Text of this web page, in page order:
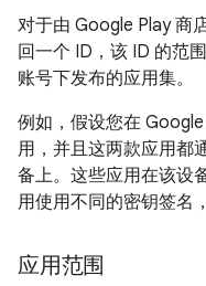
对于由 Google Play 商
回一个 ID，该 ID 的范
账号下发布的应用集。
例如，假设您在
用，并且这两款应用都
备上。这些应用在该设
用使用不同的密钥签名
应用范围